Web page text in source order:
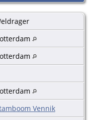
Vennik